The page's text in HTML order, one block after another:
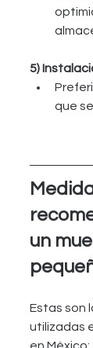
5)
que
un
Estas son
utilizadas
en México: